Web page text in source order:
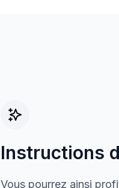
Instructions
Vous pourrez ainsi